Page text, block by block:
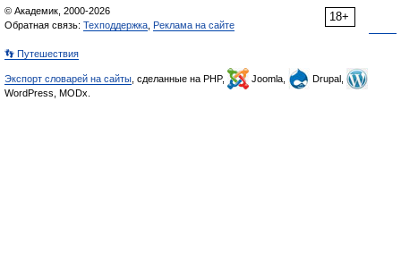
18+
© Академик, 2000-2026
Обратная связь: Техподдержка Реклама на сайте
👣 Путешествия
Экспорт словарей на сайты , сделанные на PHP, Joomla,
Drupal,
WordPress, MODx.